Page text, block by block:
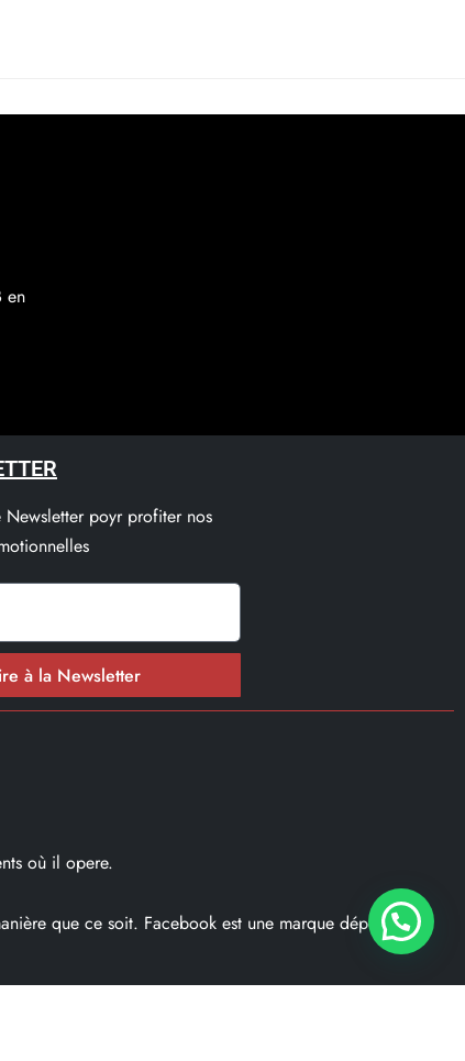
en
Newsletter poyr profiter nos
à la Newsletter
où il opere.
que ce soit. Facebook est une marque déposé par